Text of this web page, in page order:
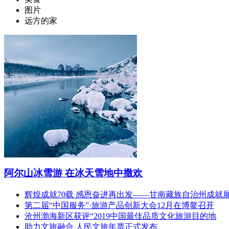
图片
远方的家
阿尔山冰雪游 在冰天雪地中撒欢
辉煌成就70载 感恩奋进再出发——甘南藏族自治州成就
第二届“中国服务”·旅游产品创新大会12月在博鳌召开
沧州渤海新区获评“2019中国最佳品质文化旅游目的地
助力文旅融合 人民文旅年票正式发布